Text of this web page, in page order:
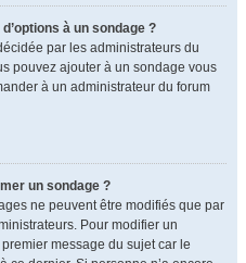
à un sondage ?
par les administrateurs du
pouvez ajouter à un sondage vous
à un administrateur du forum
un sondage ?
ne peuvent être modifiés que par
Pour modifier un
message du sujet car le